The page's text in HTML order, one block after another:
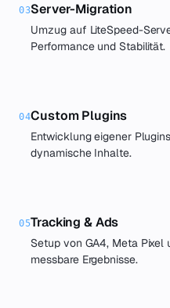
03Server-Migration
Umzug auf LiteSpeed-
Performance und Stabilität.
04Custom Plugins
Entwicklung eigener
dynamische Inhalte.
05Tracking & Ads
Setup von GA4, Meta
messbare Ergebnisse.